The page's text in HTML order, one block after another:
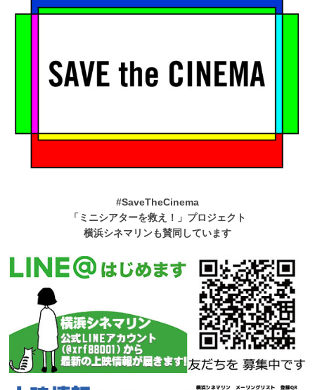
#SaveTheCinema
「ミニシアターを救え！」プロジェクト
横浜シネマリンも賛同しています